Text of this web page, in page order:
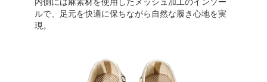
ルで、足元を快適に保ちながら自然な履き心地を実
現。